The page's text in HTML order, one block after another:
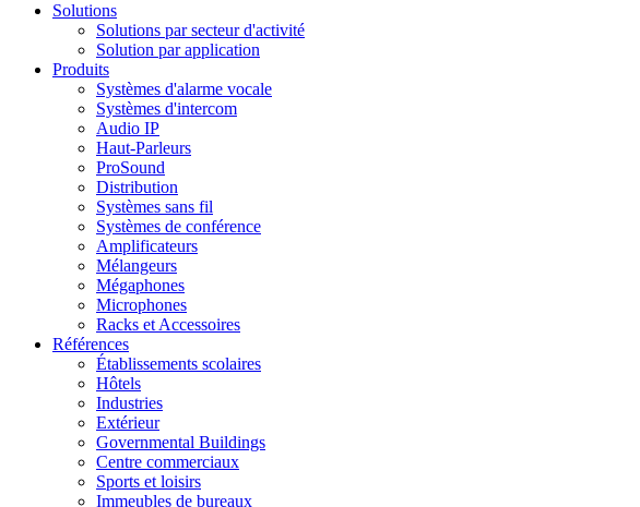
Solutions
Solutions par secteur d'activité
Solution par application
Produits
Systèmes d'alarme vocale
Systèmes d'intercom
Audio IP
Haut-Parleurs
ProSound
Distribution
Systèmes sans fil
Systèmes de conférence
Amplificateurs
Mélangeurs
Mégaphones
Microphones
Racks et Accessoires
Références
Établissements scolaires
Hôtels
Industries
Extérieur
Governmental Buildings
Centre commerciaux
Sports et loisirs
Immeubles de bureaux